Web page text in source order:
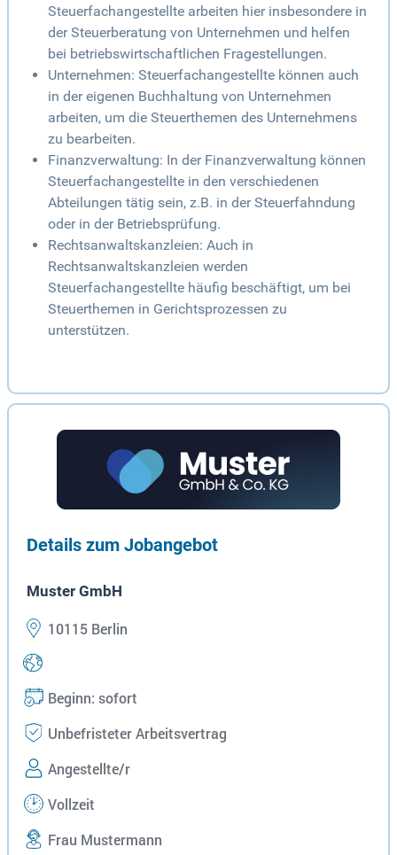
Steuerfachangestellte arbeiten hier insbesondere in
der Steuerberatung von Unternehmen und helfen
bei betriebswirtschaftlichen Fragestellungen.
Unternehmen: Steuerfachangestellte können auch
in der eigenen Buchhaltung von Unternehmen
arbeiten, um die Steuerthemen des Unternehmens
zu bearbeiten.
Finanzverwaltung: In der Finanzverwaltung können
Steuerfachangestellte in den verschiedenen
Abteilungen tätig sein, z.B. in der Steuerfahndung
oder in der Betriebsprüfung.
Rechtsanwaltskanzleien: Auch in
Rechtsanwaltskanzleien werden
Steuerfachangestellte häufig beschäftigt, um bei
Steuerthemen in Gerichtsprozessen zu
unterstützen.
Details zum Jobangebot
Muster GmbH
10115 Berlin
Beginn: sofort
Unbefristeter Arbeitsvertrag
Angestellte/r
Vollzeit
Frau Mustermann